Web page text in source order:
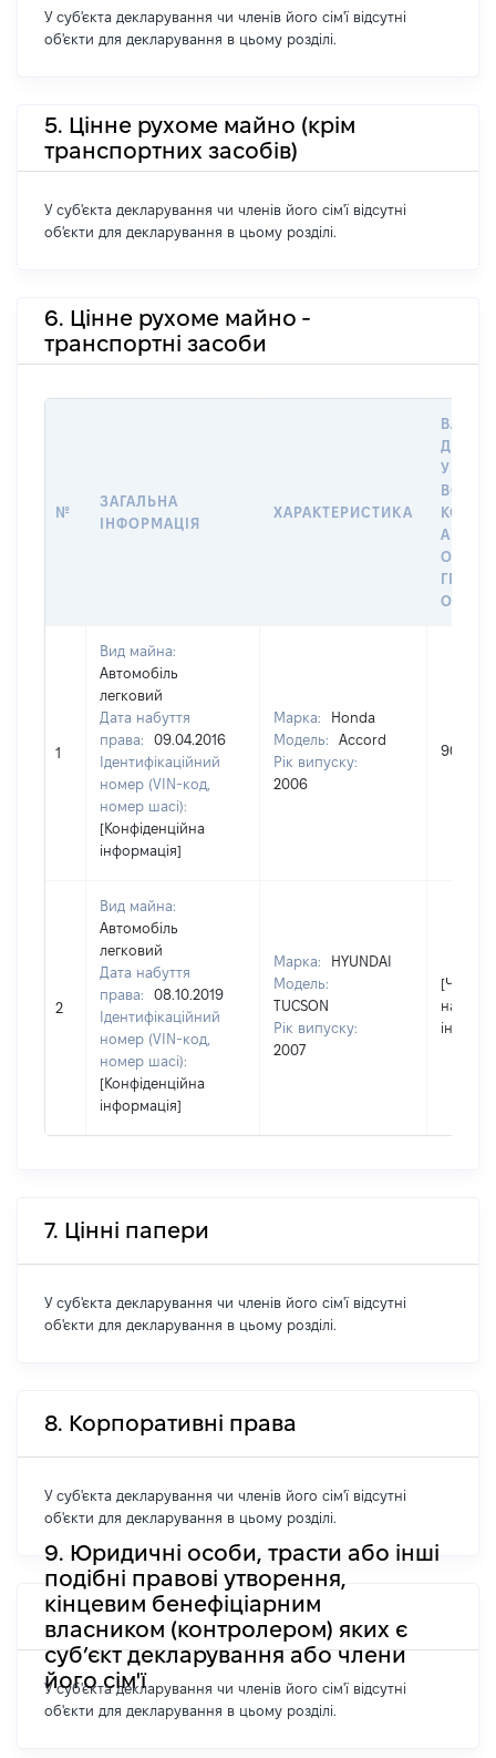
У суб'єкта декларування чи членів його сім'ї відсутні
об'єкти для декларування в цьому розділі.
5. Цінне рухоме майно (крім
транспортних засобів)
У суб'єкта декларування чи членів його сім'ї відсутні
об'єкти для декларування в цьому розділі.
6. Цінне рухоме майно -
транспортні засоби
№
ЗАГАЛЬНА
ІНФОРМАЦІЯ
ХАРАКТЕРИСТИКА
ДАТУ
У
АБО
1
Вид майна:
Автомобіль
легковий
Дата набуття
права:
09.04.2016
Ідентифікаційний
номер (VIN-код,
номер шасі):
[Конфіденційна
інформація]
Марка:
Honda
Модель:
Accord
Рік випуску:
2006
90000
2
Вид майна:
Автомобіль
легковий
Дата набуття
права:
08.10.2019
Ідентифікаційний
номер (VIN-код,
номер шасі):
[Конфіденційна
інформація]
Марка:
HYUNDAI
Модель:
TUCSON
Рік випуску:
2007
[Член
надав
7. Цінні папери
У суб'єкта декларування чи членів його сім'ї відсутні
об'єкти для декларування в цьому розділі.
8. Корпоративні права
У суб'єкта декларування чи членів його сім'ї відсутні
об'єкти для декларування в цьому розділі.
9. Юридичні особи, трасти або інші
подібні правові утворення,
кінцевим бенефіціарним
власником (контролером) яких є
суб’єкт декларування або члени
його сім'ї
У суб'єкта декларування чи членів його сім'ї відсутні
об'єкти для декларування в цьому розділі.